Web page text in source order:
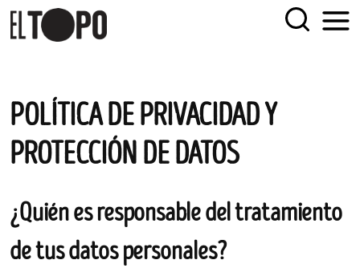
Skip
content
POLÍTICA DE PRIVACIDAD Y
PROTECCIÓN DE DATOS
¿Quién es responsable del tratamiento
de tus datos personales?